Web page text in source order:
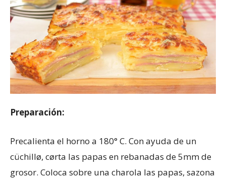
Preparación:
Precalienta el horno a 180° C. Con ayuda de un
cüchillø, cørta las papas en rebanadas de 5mm de
grosor. Coloca sobre una charola las papas, sazona